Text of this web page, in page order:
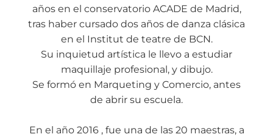
años en el conservatorio ACADE de Madrid,
tras haber cursado dos años de danza clásica
en el Institut de teatre de BCN.
Su inquietud artística le llevo a estudiar
maquillaje profesional, y dibujo.
Se formó en Marqueting y Comercio, antes
de abrir su escuela.
En el año 2016 , fue una de las 20 maestras, a